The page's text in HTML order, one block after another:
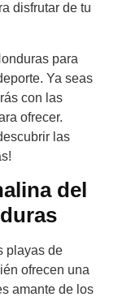
disfrutar de tu
para
Ya seas
con las
ofrecer.
las
del
playas de
ofrecen una
amante de los